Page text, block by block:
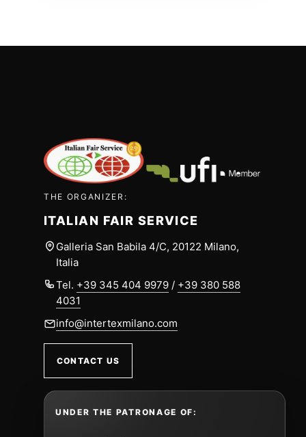
THE ORGANIZER:
ITALIAN FAIR SERVICE
Galleria San Babila 4/C, 20122 Milano,
Italia
Tel. +39 345 404 9979 / +39 380 588
4031
info@intertexmilano.com
CONTACT US
UNDER THE PATRONAGE OF: